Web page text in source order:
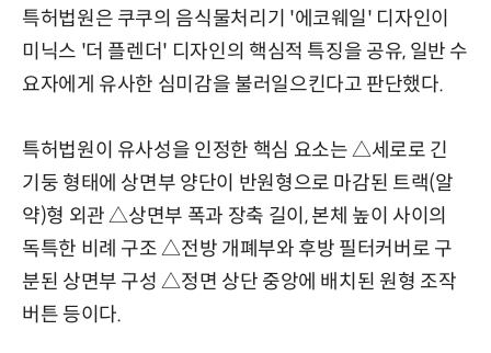
특허법원은 쿠쿠의 음식물처리기 '에코웨일' 디자인이
미닉스 '더 플렌더' 디자인의 핵심적 특징을 공유, 일반 수
요자에게 유사한 심미감을 불러일으킨다고 판단했다.
특허법원이 유사성을 인정한 핵심 요소는 △세로로 긴
기둥 형태에 상면부 양단이 반원형으로 마감된 트랙(알
약)형 외관 △상면부 폭과 장축 길이, 본체 높이 사이의
독특한 비례 구조 △전방 개폐부와 후방 필터커버로 구
분된 상면부 구성 △정면 상단 중앙에 배치된 원형 조작
버튼 등이다.